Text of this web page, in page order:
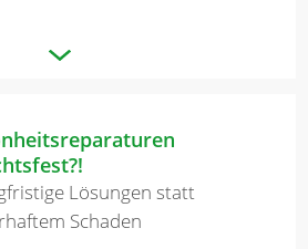
Lösungen statt
Schaden